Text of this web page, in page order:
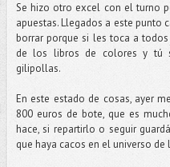
Se hizo otro excel con el turno
apuestas. Llegados a este punto
borrar porque si les toca a
de los libros de colores y tú
gilipollas.
En este estado de cosas, ayer
800 euros de bote, que es
hace, si repartirlo o seguir
que haya cacos en el universo